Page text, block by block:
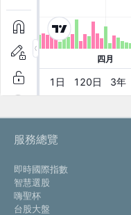
服務總覽
即時國際指數
智慧選股
嗨聖杯
台股大盤